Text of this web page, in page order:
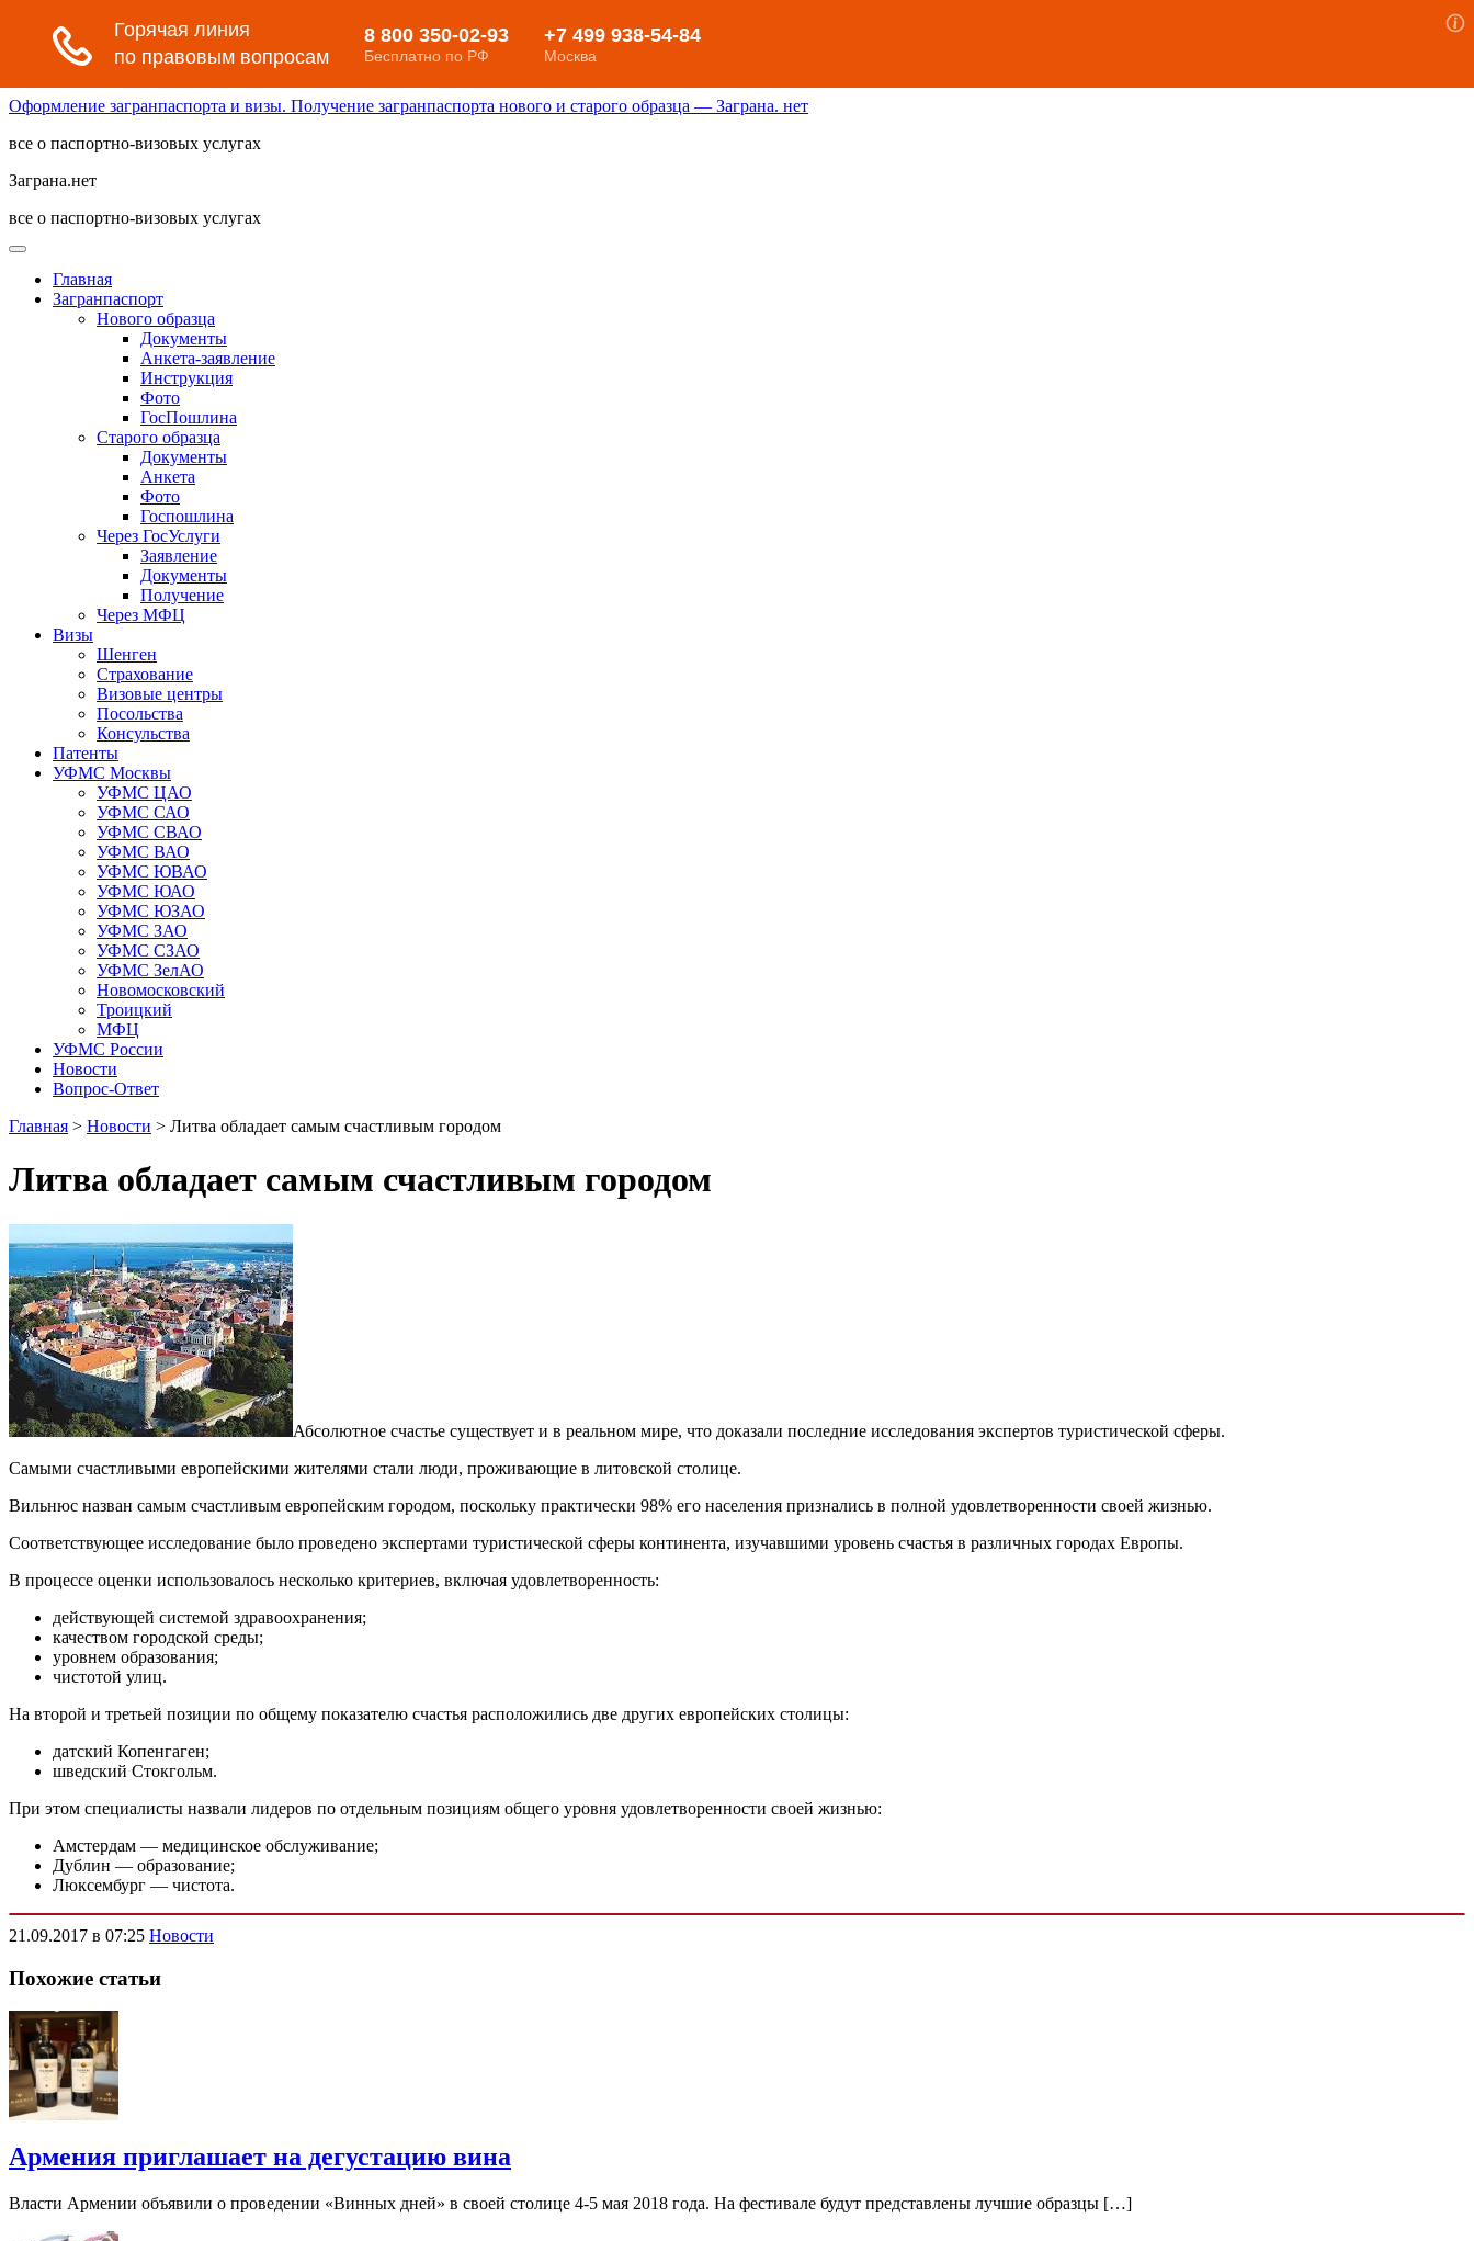
Оформление загранпаспорта и визы. Получение загранпаспорта нового и старого образца — Заграна. нет
все о паспортно-визовых услугах
Заграна.нет
все о паспортно-визовых услугах
Главная
Загранпаспорт
Нового образца
Документы
Анкета-заявление
Инструкция
Фото
ГосПошлина
Старого образца
Документы
Анкета
Фото
Госпошлина
Через ГосУслуги
Заявление
Документы
Получение
Через МФЦ
Визы
Шенген
Страхование
Визовые центры
Посольства
Консульства
Патенты
УФМС Москвы
УФМС ЦАО
УФМС САО
УФМС СВАО
УФМС ВАО
УФМС ЮВАО
УФМС ЮАО
УФМС ЮЗАО
УФМС ЗАО
УФМС СЗАО
УФМС ЗелАО
Новомосковский
Троицкий
МФЦ
УФМС России
Новости
Вопрос-Ответ
Главная > Новости > Литва обладает самым счастливым городом
Литва обладает самым счастливым городом
Абсолютное счастье существует и в реальном мире, что доказали последние исследования экспертов туристической сферы.
Самыми счастливыми европейскими жителями стали люди, проживающие в литовской столице.
Вильнюс назван самым счастливым европейским городом, поскольку практически 98% его населения признались в полной удовлетворенности своей жизнью.
Соответствующее исследование было проведено экспертами туристической сферы континента, изучавшими уровень счастья в различных городах Европы.
В процессе оценки использовалось несколько критериев, включая удовлетворенность:
действующей системой здравоохранения;
качеством городской среды;
уровнем образования;
чистотой улиц.
На второй и третьей позиции по общему показателю счастья расположились две других европейских столицы:
датский Копенгаген;
шведский Стокгольм.
При этом специалисты назвали лидеров по отдельным позициям общего уровня удовлетворенности своей жизнью:
Амстердам — медицинское обслуживание;
Дублин — образование;
Люксембург — чистота.
21.09.2017 в 07:25 Новости
Похожие статьи
Армения приглашает на дегустацию вина
Власти Армении объявили о проведении «Винных дней» в своей столице 4-5 мая 2018 года. На фестивале будут представлены лучшие образцы […]